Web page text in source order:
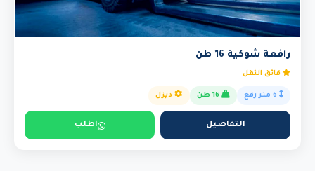
رافعة شوكية 16 طن
فائق الثقل
ديزل
التفاصيل اطلب